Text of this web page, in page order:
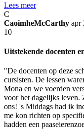
Lees meer
C
CaoimheMcCarthy apr
10
Uitstekende docenten
"De docenten op deze
cursisten. De lessen
Mona en we voerden
voor het dagelijks leven.
ons! 's Middags had ik
me kon richten op
hadden een